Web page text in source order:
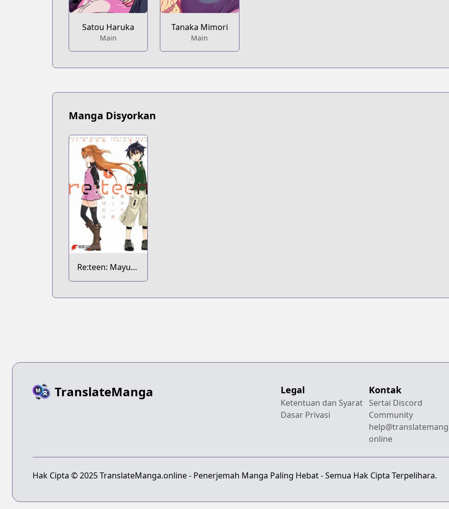
Satou Haruka
Main
Tanaka Mimori
Main
Manga Disyorkan
Re:teen: Mayu
no Naka de
TranslateManga Legal
Ketentuan dan Syarat
Dasar Privasi
Kontak
Sertai Discord
Community
online
Hak Cipta © 2025 TranslateManga.online - Penerjemah Manga Paling Hebat - Semua Hak Cipta Terpelihara.